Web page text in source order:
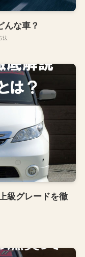
んな車？
法
級グレードを徹